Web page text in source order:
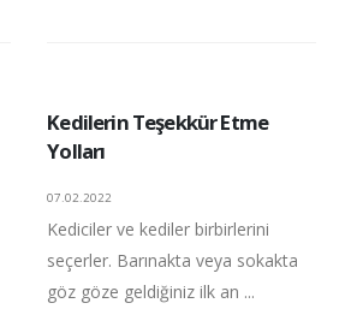
Kedilerin Teşekkür Etme
Yolları
07.02.2022
Kediciler ve kediler birbirlerini
seçerler. Barınakta veya sokakta
göz göze geldiğiniz ilk an ...